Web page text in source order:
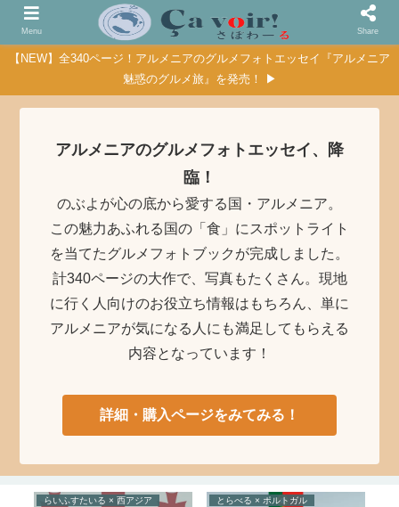
【NEW】全340ページ！アルメニアのグルメフォトエッセイ『アルメニア
魅惑のグルメ旅』を発売！ ▶
アルメニアのグルメフォトエッセイ、降
臨！
のぶよが心の底から愛する国・アルメニア。
この魅力あふれる国の「食」にスポットライト
を当てたグルメフォトブックが完成しました。
計340ページの大作で、写真もたくさん。現地
に行く人向けのお役立ち情報はもちろん、単に
アルメニアが気になる人にも満足してもらえる
内容となっています！
詳細・購入ページをみてみる！
らいふすたいる × 西アジア とらべる × ポルトガル
Menu Share